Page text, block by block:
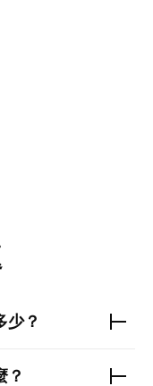
少？
？